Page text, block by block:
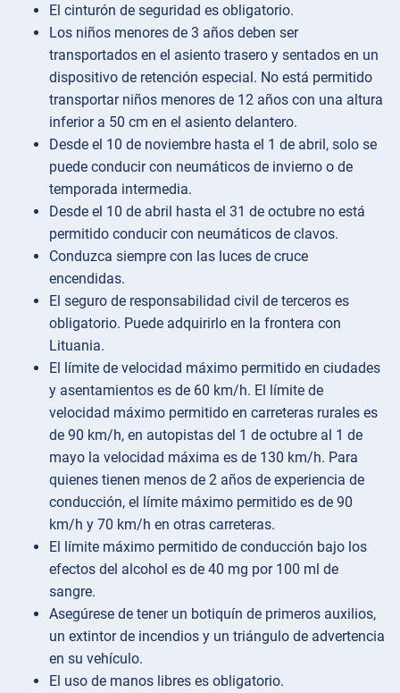
El cinturón de seguridad es obligatorio.
Los niños menores de 3 años deben ser
transportados en el asiento trasero y sentados en un
dispositivo de retención especial. No está permitido
transportar niños menores de 12 años con una altura
inferior a 50 cm en el asiento delantero.
Desde el 10 de noviembre hasta el 1 de abril, solo se
puede conducir con neumáticos de invierno o de
temporada intermedia.
Desde el 10 de abril hasta el 31 de octubre no está
permitido conducir con neumáticos de clavos.
Conduzca siempre con las luces de cruce
encendidas.
El seguro de responsabilidad civil de terceros es
obligatorio. Puede adquirirlo en la frontera con
Lituania.
El límite de velocidad máximo permitido en ciudades
y asentamientos es de 60 km/h. El límite de
velocidad máximo permitido en carreteras rurales es
de 90 km/h, en autopistas del 1 de octubre al 1 de
mayo la velocidad máxima es de 130 km/h. Para
quienes tienen menos de 2 años de experiencia de
conducción, el límite máximo permitido es de 90
km/h y 70 km/h en otras carreteras.
El límite máximo permitido de conducción bajo los
efectos del alcohol es de 40 mg por 100 ml de
sangre.
Asegúrese de tener un botiquín de primeros auxilios,
un extintor de incendios y un triángulo de advertencia
en su vehículo.
El uso de manos libres es obligatorio.